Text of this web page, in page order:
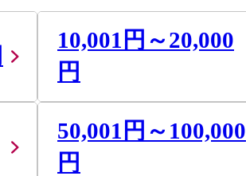
10,001円～20,000
円
50,001円～100,000
円